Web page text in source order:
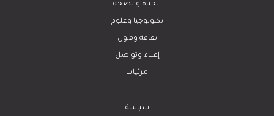
الحياة والصحة
تكنولوجيا وعلوم
ﺛﻘﺎﻓﺔ وﻓﻧون
إعلام وتواصل
مرئيات
سياسة